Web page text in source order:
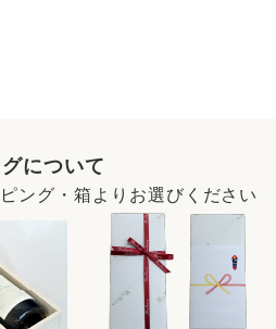
について
ング・箱よりお選びください